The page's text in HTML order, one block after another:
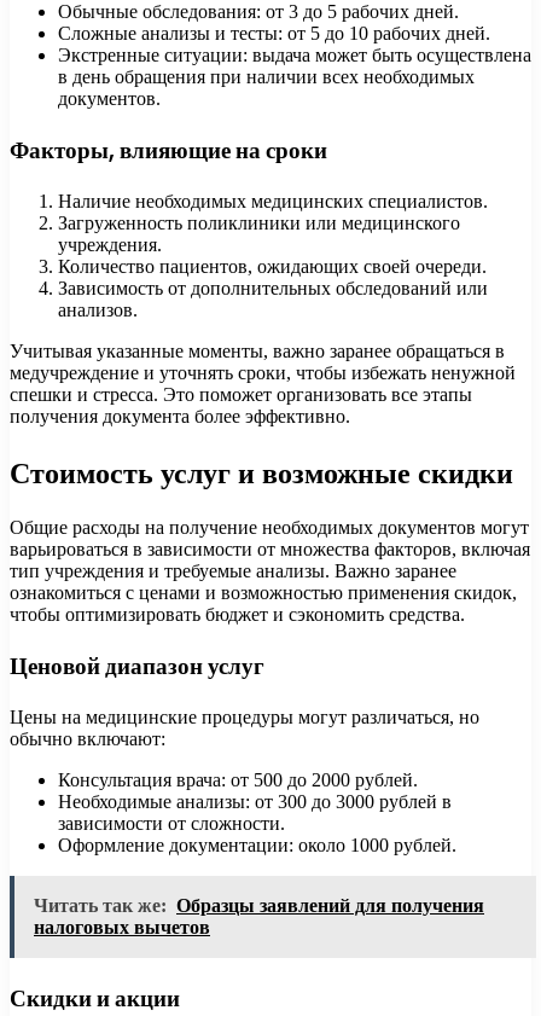
Обычные обследования: от 3 до 5 рабочих дней.
Сложные анализы и тесты: от 5 до 10 рабочих дней.
Экстренные ситуации: выдача может быть осуществлена
в день обращения при наличии всех необходимых
документов.
Факторы, влияющие на сроки
Наличие необходимых медицинских специалистов.
Загруженность поликлиники или медицинского
учреждения.
Количество пациентов, ожидающих своей очереди.
Зависимость от дополнительных обследований или
анализов.
Учитывая указанные моменты, важно заранее обращаться в
медучреждение и уточнять сроки, чтобы избежать ненужной
спешки и стресса. Это поможет организовать все этапы
получения документа более эффективно.
Стоимость услуг и возможные скидки
Общие расходы на получение необходимых документов могут
варьироваться в зависимости от множества факторов, включая
тип учреждения и требуемые анализы. Важно заранее
ознакомиться с ценами и возможностью применения скидок,
чтобы оптимизировать бюджет и сэкономить средства.
Ценовой диапазон услуг
Цены на медицинские процедуры могут различаться, но
обычно включают:
Консультация врача: от 500 до 2000 рублей.
Необходимые анализы: от 300 до 3000 рублей в
зависимости от сложности.
Оформление документации: около 1000 рублей.
Читать так же: Образцы заявлений для получения
налоговых вычетов
Скидки и акции